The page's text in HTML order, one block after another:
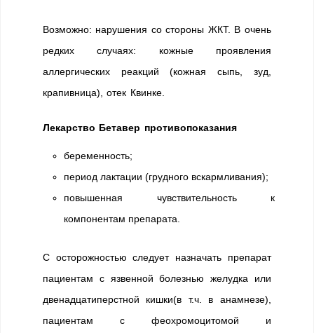
Возможно: нарушения со стороны ЖКТ. В очень
редких случаях: кожные проявления
аллергических реакций (кожная сыпь, зуд,
крапивница), отек Квинке.
Лекарство Бетавер противопоказания
беременность;
период лактации (грудного вскармливания);
повышенная чувствительность к
компонентам препарата.
С осторожностью следует назначать препарат
пациентам с язвенной болезнью желудка или
двенадцатиперстной кишки(в т.ч. в анамнезе),
пациентам с феохромоцитомой и